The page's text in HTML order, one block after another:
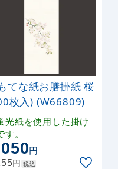
てな紙お膳掛紙 桜
(100枚入) (W66809)
光紙を使用した掛け
す。
円
円 税込